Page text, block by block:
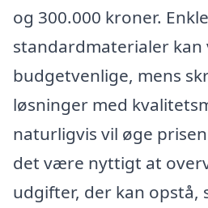
og 300.000 kroner.
standardmaterialer
budgetvenlige, mens
løsninger med
naturligvis vil øge
det være nyttigt at
udgifter, der kan opstå,